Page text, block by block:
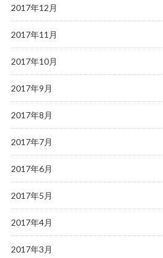
2017年12月
2017年11月
2017年10月
2017年9月
2017年8月
2017年7月
2017年6月
2017年5月
2017年4月
2017年3月